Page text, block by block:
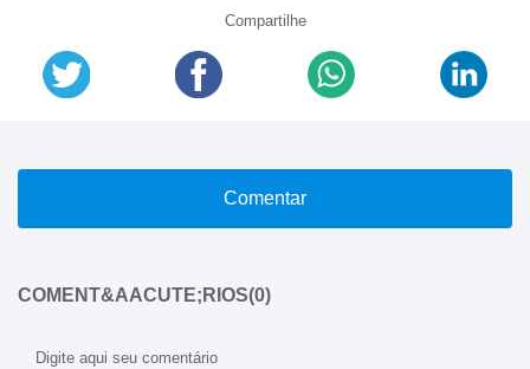
Compartilhe
Comentar
COMENT&AACUTE;RIOS(0)
Digite aqui seu comentário